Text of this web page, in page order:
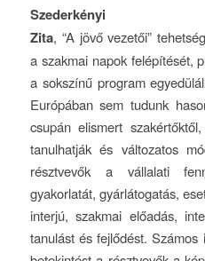
Szederkényi
Zita, “A jövő vezetői”
a szakmai napok felépítését,
a sokszínű program
Európában sem tudunk
csupán elismert
tanulhatják és változatos
résztvevők a vállalati
gyakorlatát, gyárlátogatás,
interjú, szakmai előadás,
tanulást és fejlődést.